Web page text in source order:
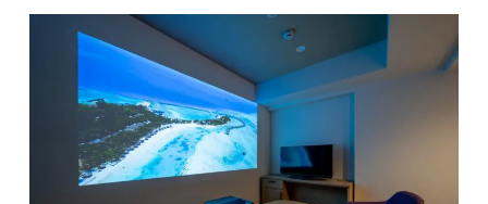
に楽しめる
ご予約代行
旅の必需品
オリジナルマップ